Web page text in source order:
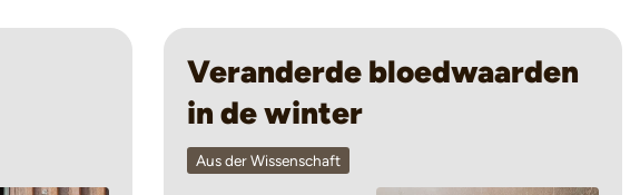
Veranderde bloedwaarden
in de winter
Aus der Wissenschaft